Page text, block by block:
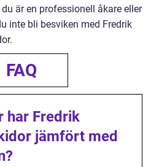
är en professionell åkare eller
inte bli besviken med Fredrik
FAQ
har Fredrik
jämfört med